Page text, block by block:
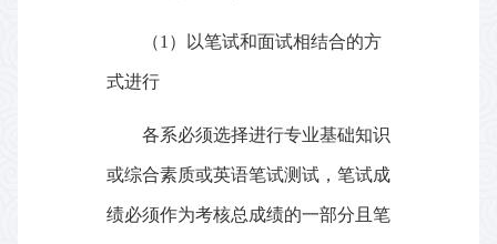
（1）以笔试和面试相结合的方
式进行
各系必须选择进行专业基础知识
或综合素质或英语笔试测试，笔试成
绩必须作为考核总成绩的一部分且笔